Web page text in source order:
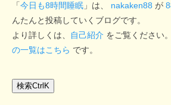
「今日も8時間睡眠 」は、 nakaken88 が
んたんと投稿していくブログです。
より詳しくは、
自己紹介 をご覧ください
の一覧はこちら です。
検索Ctrl K